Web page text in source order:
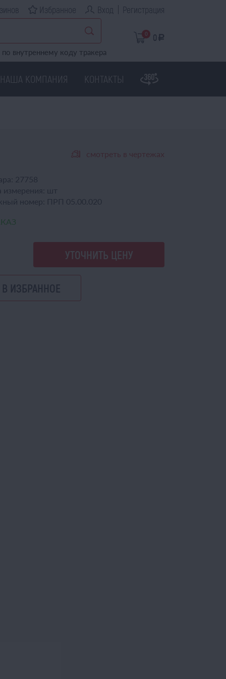
Избранное Вход Регистрация
по внутреннему коду тракера
0 0 a
НАША КОМПАНИЯ КОНТАКТЫ
смотреть в чертежах
27758
шт
номер: ПРП 05.00.020
УТОЧНИТЬ ЦЕНУ
В ИЗБРАННОЕ